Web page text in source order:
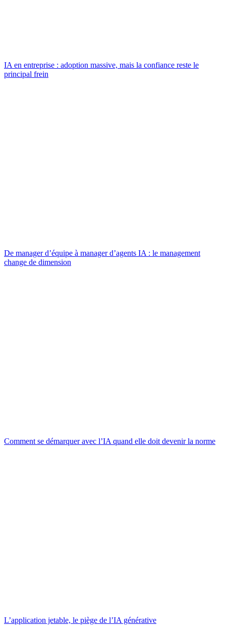
IA en entreprise : adoption massive, mais la confiance reste le
principal frein
De manager d’équipe à manager d’agents IA : le management
change de dimension
Comment se démarquer avec l’IA quand elle doit devenir la norme
L’application jetable, le piège de l’IA générative